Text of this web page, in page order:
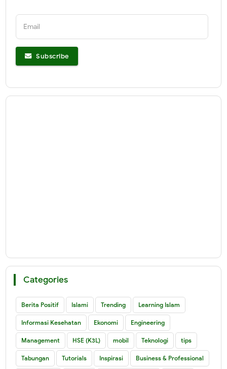
Email
Subscribe
Categories
Berita Positif Islami Trending Learning Islam
Informasi Kesehatan Ekonomi Engineering
Management HSE (K3L) mobil Teknologi tips
Tabungan Tutorials Inspirasi Business & Professional